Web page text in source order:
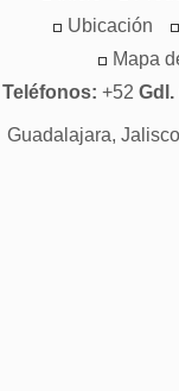
Ubicación
Mapa
Teléfonos: +52 Gdl.
Guadalajara,